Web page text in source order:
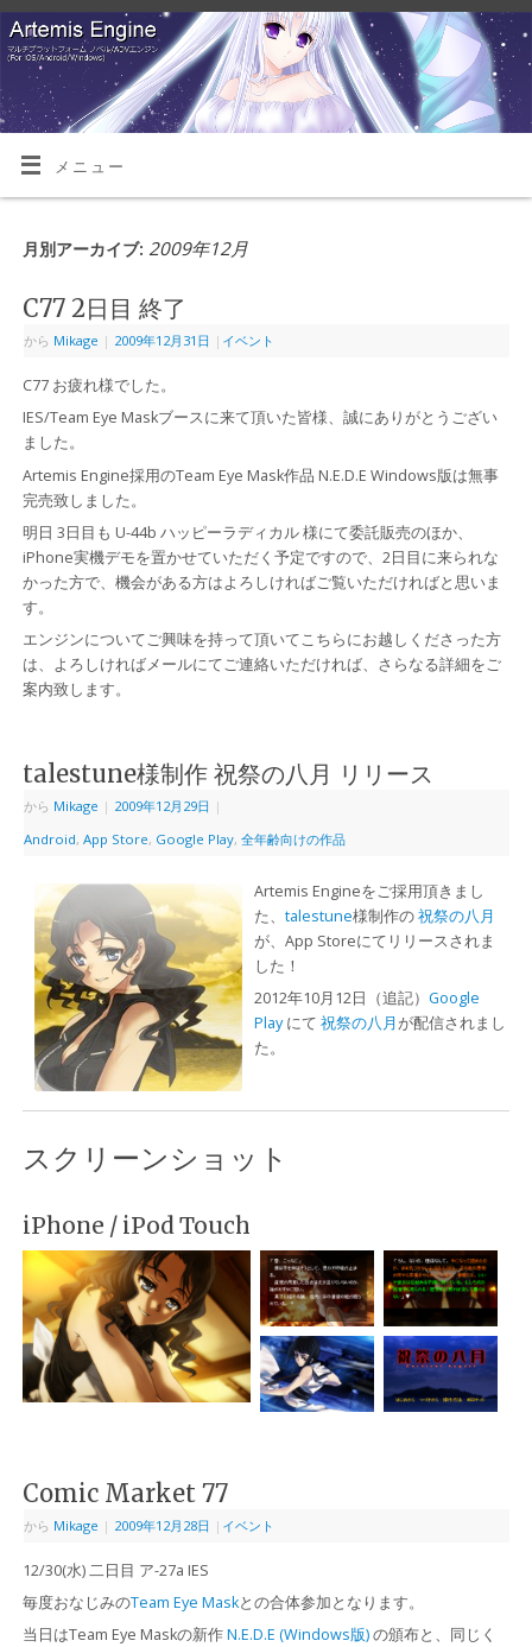
メニュー
月別アーカイブ: 2009年12月
C77 2日目 終了
から Mikage | 2009年12月31日 | イベント
C77 お疲れ様でした。
IES/Team Eye Maskブースに来て頂いた皆様、誠にありがとうござい
ました。
Artemis Engine採用のTeam Eye Mask作品 N.E.D.E Windows版は無事
完売致しました。
明日 3日目も U-44b ハッピーラディカル 様にて委託販売のほか、
iPhone実機デモを置かせていただく予定ですので、2日目に来られな
かった方で、機会がある方はよろしければご覧いただければと思いま
す。
エンジンについてご興味を持って頂いてこちらにお越しくださった方
は、よろしければメールにてご連絡いただければ、さらなる詳細をご
案内致します。
talestune様制作 祝祭の八月 リリース
から Mikage | 2009年12月29日 |
Android, App Store, Google Play, 全年齢向けの作品
Artemis Engineをご採用頂きまし
た、 talestune様制作の祝祭の八月
が、App Storeにてリリースされま
した！
2012年10月12日（追記） Google
Playにて 祝祭の八月が配信されまし
た。
スクリーンショット
iPhone / iPod Touch
Comic Market 77
から Mikage | 2009年12月28日 | イベント
12/30(水) 二日目 ア-27a IES
毎度おなじみのTeam Eye Maskとの合体参加となります。
当日はTeam Eye Maskの新作N.E.D.E (Windows版)の頒布と、同じく